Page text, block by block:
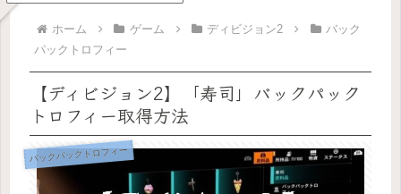
ホーム ゲーム ディビジョン2
バック
パックトロフィー
【ディビジョン2】「寿司」バックパック
トロフィー取得方法
バックパックトロフィー